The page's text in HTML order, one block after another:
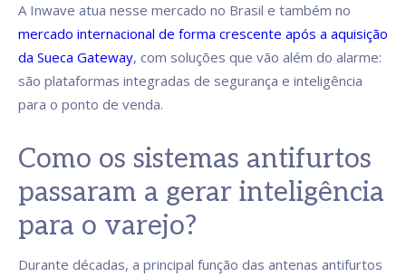
A Inwave atua nesse mercado no Brasil e também no
mercado internacional de forma crescente após a aquisição
da Sueca Gateway, com soluções que vão além do alarme:
são plataformas integradas de segurança e inteligência
para o ponto de venda.
Como os sistemas antifurtos
passaram a gerar inteligência
para o varejo?
Durante décadas, a principal função das antenas antifurtos